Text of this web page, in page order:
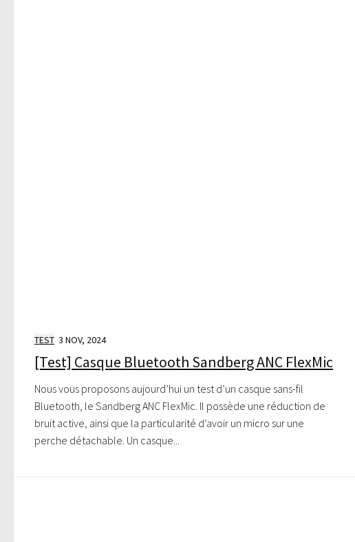
TEST 3 NOV, 2024
[Test] Casque Bluetooth Sandberg ANC FlexMic
Nous vous proposons aujourd’hui un test d’un casque sans-fil
Bluetooth, le Sandberg ANC FlexMic. Il possède une réduction de
bruit active, ainsi que la particularité d’avoir un micro sur une
perche détachable. Un casque...